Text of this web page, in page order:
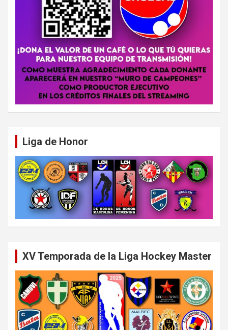
Liga de Honor
XV Temporada de la Liga Hockey Master